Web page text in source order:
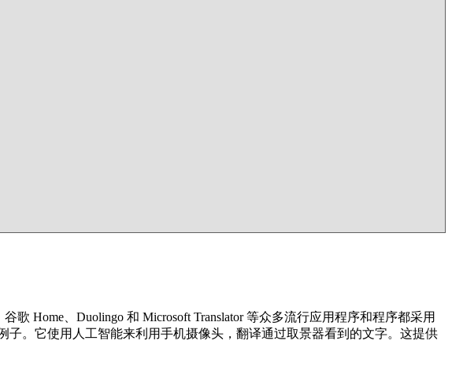
Home、Duolingo 和 Microsoft Translator 等众多流行应用程序和程序都采用
子。它使用人工智能来利用手机摄像头，翻译通过取景器看到的文字。这提供